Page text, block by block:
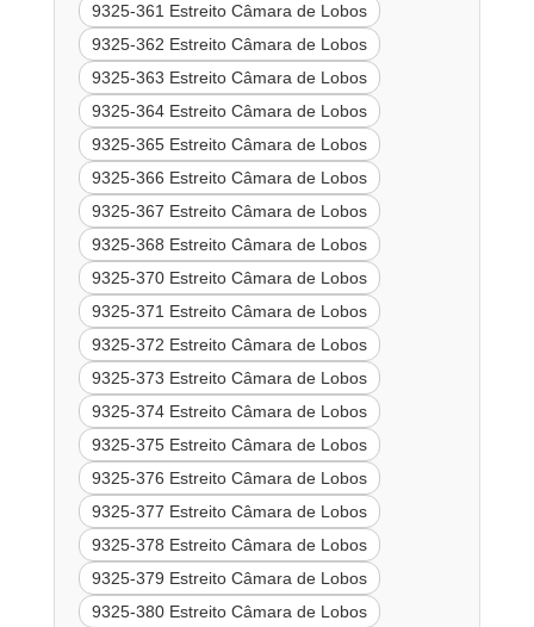
9325-361 Estreito Câmara de Lobos
9325-362 Estreito Câmara de Lobos
9325-363 Estreito Câmara de Lobos
9325-364 Estreito Câmara de Lobos
9325-365 Estreito Câmara de Lobos
9325-366 Estreito Câmara de Lobos
9325-367 Estreito Câmara de Lobos
9325-368 Estreito Câmara de Lobos
9325-370 Estreito Câmara de Lobos
9325-371 Estreito Câmara de Lobos
9325-372 Estreito Câmara de Lobos
9325-373 Estreito Câmara de Lobos
9325-374 Estreito Câmara de Lobos
9325-375 Estreito Câmara de Lobos
9325-376 Estreito Câmara de Lobos
9325-377 Estreito Câmara de Lobos
9325-378 Estreito Câmara de Lobos
9325-379 Estreito Câmara de Lobos
9325-380 Estreito Câmara de Lobos